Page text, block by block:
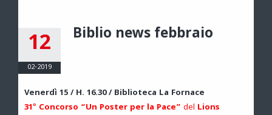
12
02-2019
Biblio news febbraio
Venerdì 15 / H. 16.30 / Biblioteca La Fornace
31° Concorso “Un Poster per la Pace” del Lions